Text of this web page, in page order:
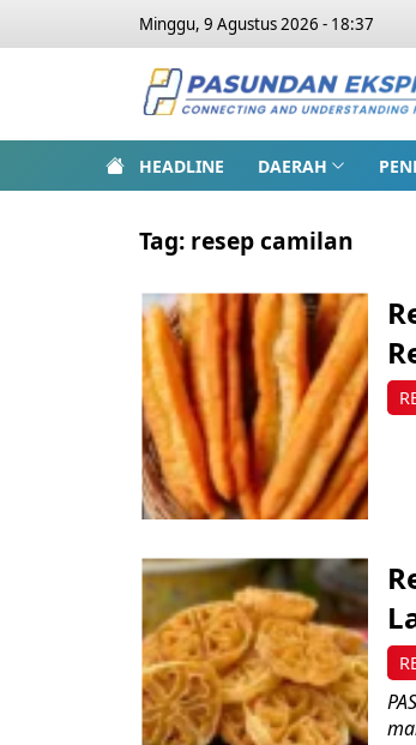
Minggu, 9 Agustus 2026 - 18:37
HEADLINE DAERAH
Tag: resep camilan